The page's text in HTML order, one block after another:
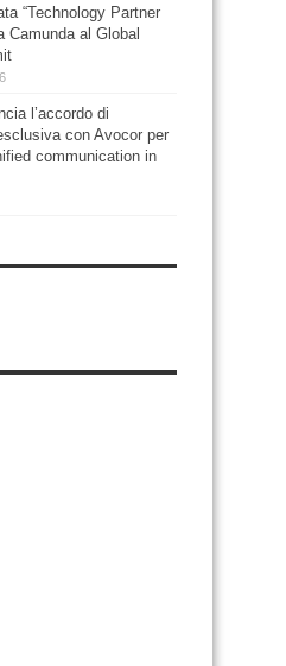
“Technology Partner
Camunda al Global
l’accordo di
con Avocor per
communication in